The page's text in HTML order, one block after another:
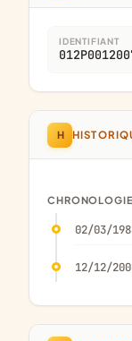
IDENTIFIANT
H
CHRONOLOGIE
02/03/
12/12/